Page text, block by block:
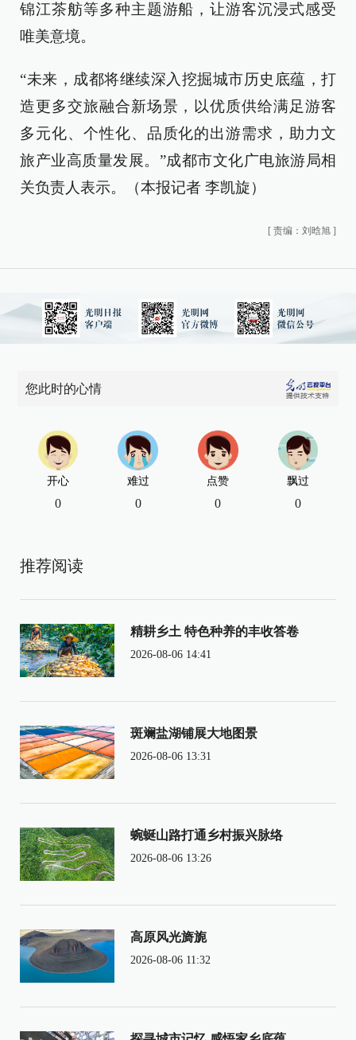
锦江茶舫等多种主题游船，让游客沉浸式感受
唯美意境。
“未来，成都将继续深入挖掘城市历史底蕴，打
造更多交旅融合新场景，以优质供给满足游客
多元化、个性化、品质化的出游需求，助力文
旅产业高质量发展。”成都市文化广电旅游局相
关负责人表示。（本报记者 李凯旋）
[ 责编：刘晗旭 ]
您此时的心情
开心
0
难过
0
点赞
0
飘过
0
推荐阅读
精耕乡土 特色种养的丰收答卷
2026-08-06 14:41
斑斓盐湖铺展大地图景
2026-08-06 13:31
蜿蜒山路打通乡村振兴脉络
2026-08-06 13:26
高原风光旖旎
2026-08-06 11:32